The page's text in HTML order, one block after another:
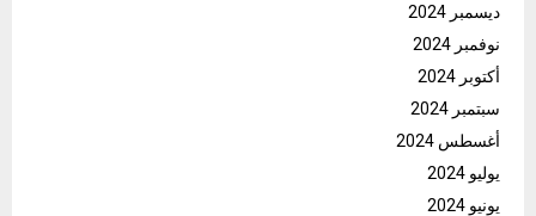
ديسمبر 2024
نوفمبر 2024
أكتوبر 2024
سبتمبر 2024
أغسطس 2024
يوليو 2024
يونيو 2024